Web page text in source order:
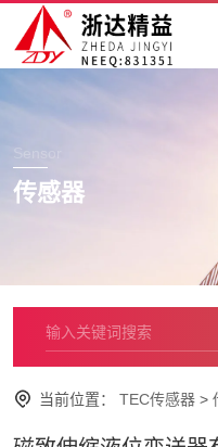
Sensor
传感器
当前位置： TEC传感器 >